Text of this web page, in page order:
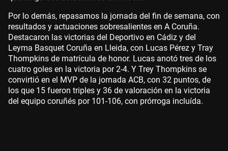
Por lo demás, repasamos la jornada del fin de semana, con
resultados y actuaciones sobresalientes en A Coruña.
Destacaron las victorias del Deportivo en Cádiz y del
Leyma Basquet Coruña en Lleida, con Lucas Pérez y Tray
Thompkins de matrícula de honor. Lucas anotó tres de los
cuatro goles en la victoria por 2-4. Y Trey Thompkins se
convirtió en el MVP de la jornada ACB, con 32 puntos, de
los que 15 fueron triples y 36 de valoración en la victoria
del equipo coruñés por 101-106, con prórroga incluída.